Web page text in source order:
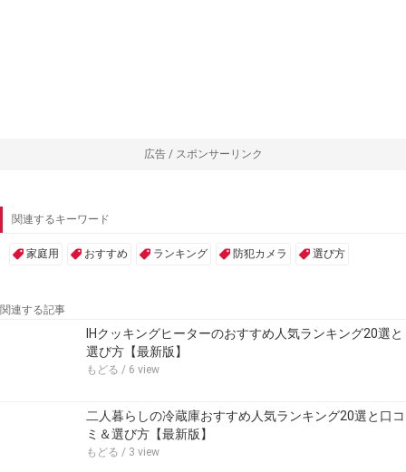
広告 / スポンサーリンク
関連するキーワード
家庭用 おすすめ ランキング 防犯カメラ 選び方
関連する記事
IHクッキングヒーターのおすすめ人気ランキング20選と
選び方【最新版】
もどる / 6 view
二人暮らしの冷蔵庫おすすめ人気ランキング20選と口コ
ミ＆選び方【最新版】
もどる / 3 view